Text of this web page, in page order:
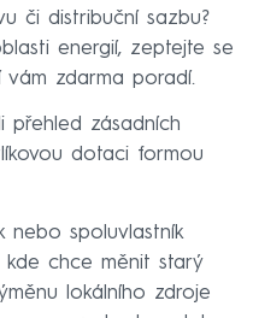
či distribuční sazbu?
energií, zeptejte se
vám zdarma poradí.
přehled zásadních
dotaci formou
nebo spoluvlastník
kde chce měnit starý
lokálního zdroje